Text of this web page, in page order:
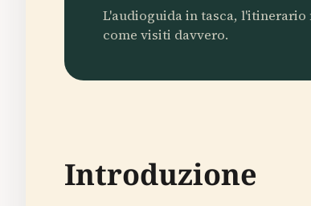
L'audioguida in tasca, l'itinerario
come visiti davvero.
Introduzione